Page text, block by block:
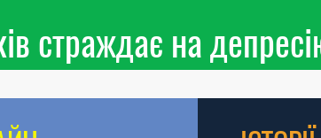
страждає на